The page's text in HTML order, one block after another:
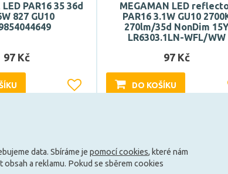
LED PAR16 35 36d
827 GU10
97 Kč
MEGAMAN LED
PAR16 3.1W GU10
270lm/35d NonDim
LR6303.1LN-WFL/WW
97 Kč
DO KOŠÍKU
Načíst další
data. Sbíráme je pomocí cookies, které nám
a reklamu. Pokud se sběrem cookies